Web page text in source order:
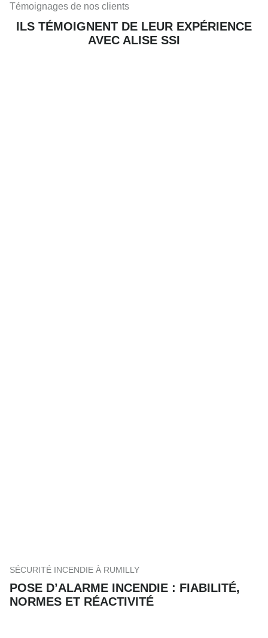
Témoignages de nos clients
ILS TÉMOIGNENT DE LEUR EXPÉRIENCE
AVEC ALISE SSI
SÉCURITÉ INCENDIE À RUMILLY
POSE D’ALARME INCENDIE : FIABILITÉ,
NORMES ET RÉACTIVITÉ